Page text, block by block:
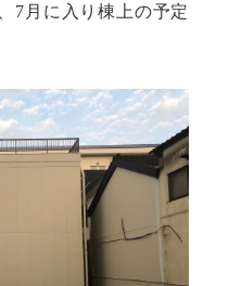
7月に入り棟上の予定